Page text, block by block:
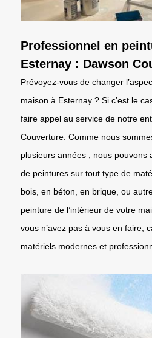
Professionnel en
Esternay : Dawson
Prévoyez-vous de changer
maison à Esternay ? Si c’est le
faire appel au service de notre
Couverture. Comme nous
plusieurs années ; nous pouvons
de peintures sur tout type de
bois, en béton, en brique, ou
peinture de l’intérieur de votre
vous n’avez pas à vous en faire,
matériels modernes et